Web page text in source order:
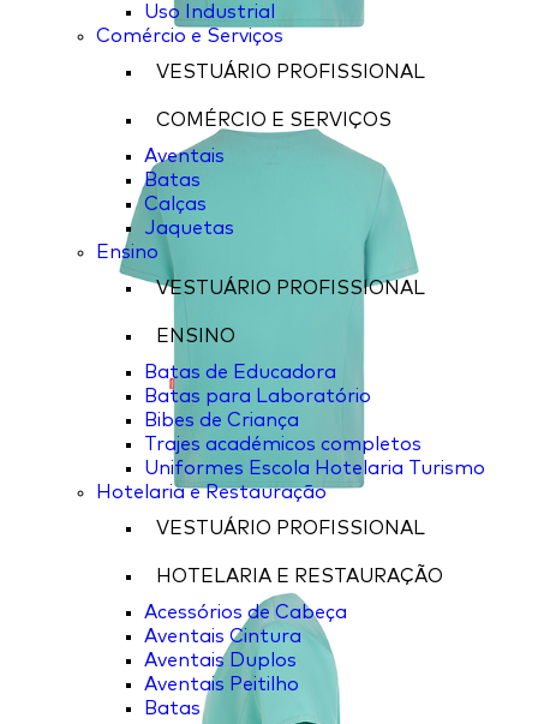
Uso Industrial
Comércio e Serviços
VESTUÁRIO PROFISSIONAL
COMÉRCIO E SERVIÇOS
Aventais
Batas
Calças
Jaquetas
Ensino
VESTUÁRIO PROFISSIONAL
ENSINO
Batas de Educadora
Batas para Laboratório
Bibes de Criança
Trajes académicos completos
Uniformes Escola Hotelaria Turismo
Hotelaria e Restauração
VESTUÁRIO PROFISSIONAL
HOTELARIA E RESTAURAÇÃO
Acessórios de Cabeça
Aventais Cintura
Aventais Duplos
Aventais Peitilho
Batas